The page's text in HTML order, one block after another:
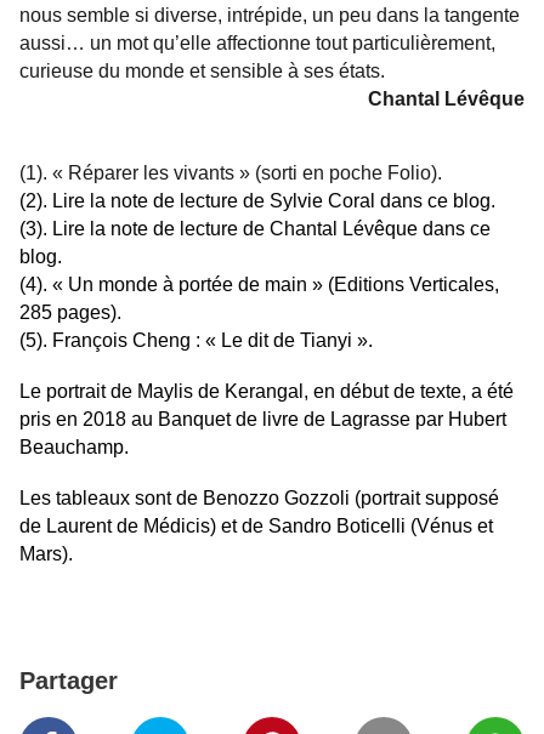
nous semble si diverse, intrépide, un peu dans la tangente
aussi… un mot qu’elle affectionne tout particulièrement,
curieuse du monde et sensible à ses états.
Chantal Lévêque
(1). « Réparer les vivants » (sorti en poche Folio).
(2). Lire la note de lecture de Sylvie Coral dans ce blog.
(3). Lire la note de lecture de Chantal Lévêque dans ce
blog.
(4). « Un monde à portée de main » (Editions Verticales,
285 pages).
(5). François Cheng : « Le dit de Tianyi ».
Le portrait de Maylis de Kerangal, en début de texte, a été
pris en 2018 au Banquet de livre de Lagrasse par Hubert
Beauchamp.
Les tableaux sont de Benozzo Gozzoli (portrait supposé
de Laurent de Médicis) et de Sandro Boticelli (Vénus et
Mars).
Partager